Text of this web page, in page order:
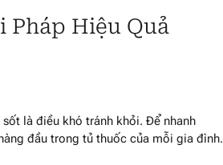
Pháp Hiệu Quả
là điều khó tránh khỏi. Để nhanh
đầu trong tủ thuốc của mỗi gia đình.